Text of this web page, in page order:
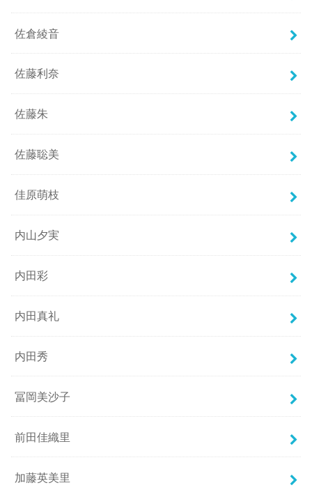
佐倉綾音
佐藤利奈
佐藤朱
佐藤聡美
佳原萌枝
内山夕実
内田彩
内田真礼
内田秀
冨岡美沙子
前田佳織里
加藤英美里